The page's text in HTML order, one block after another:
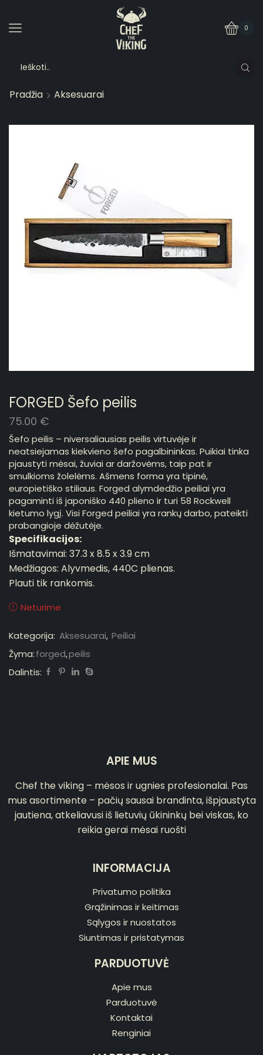
0
Pradžia Aksesuarai
FORGED Šefo peilis
75.00 €
Šefo peilis – niversaliausias peilis virtuvėje ir
neatsiejamas kiekvieno šefo pagalbininkas. Puikiai tinka
pjaustyti mėsai, žuviai ar daržovėms, taip pat ir
smulkioms žolelėms. Ašmens forma yra tipinė,
europietiško stiliaus. Forged alymdedžio peiliai yra
pagaminti iš japoniško 440 plieno ir turi 58 Rockwell
kietumo lygį. Visi Forged peiliai yra rankų darbo, pateikti
prabangioje dėžutėje.
Specifikacijos:
Išmatavimai: 37.3 x 8.5 x 3.9 cm
Medžiagos: Alyvmedis, 440C plienas.
Plauti tik rankomis.
Neturime
Kategorija: Aksesuarai, Peiliai
Žyma:forged,peilis
Dalintis:
APIE MUS
Chef the viking – mėsos ir ugnies profesionalai. Pas
mus asortimente – pačių sausai brandinta, išpjaustyta
jautiena, atkeliavusi iš lietuvių ūkininkų bei viskas, ko
reikia gerai mėsai ruošti
INFORMACIJA
Privatumo politika
Grąžinimas ir keitimas
Sąlygos ir nuostatos
Siuntimas ir pristatymas
PARDUOTUVĖ
Apie mus
Parduotuvė
Kontaktai
Renginiai